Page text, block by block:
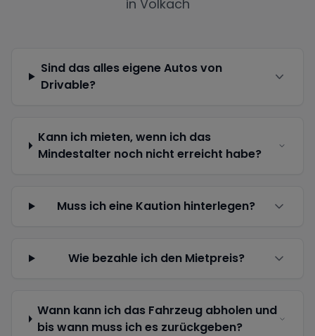
in Volkach
Sind das alles eigene Autos von
Drivable?
Kann ich mieten, wenn ich das
Mindestalter noch nicht erreicht habe?
Muss ich eine Kaution hinterlegen?
Wie bezahle ich den Mietpreis?
Wann kann ich das Fahrzeug abholen und
bis wann muss ich es zurückgeben?